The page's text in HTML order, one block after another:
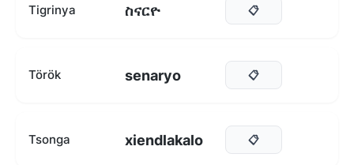
Tigrinya ስናርዮ 📋
Török senaryo 📋
Tsonga xiendlakalo 📋